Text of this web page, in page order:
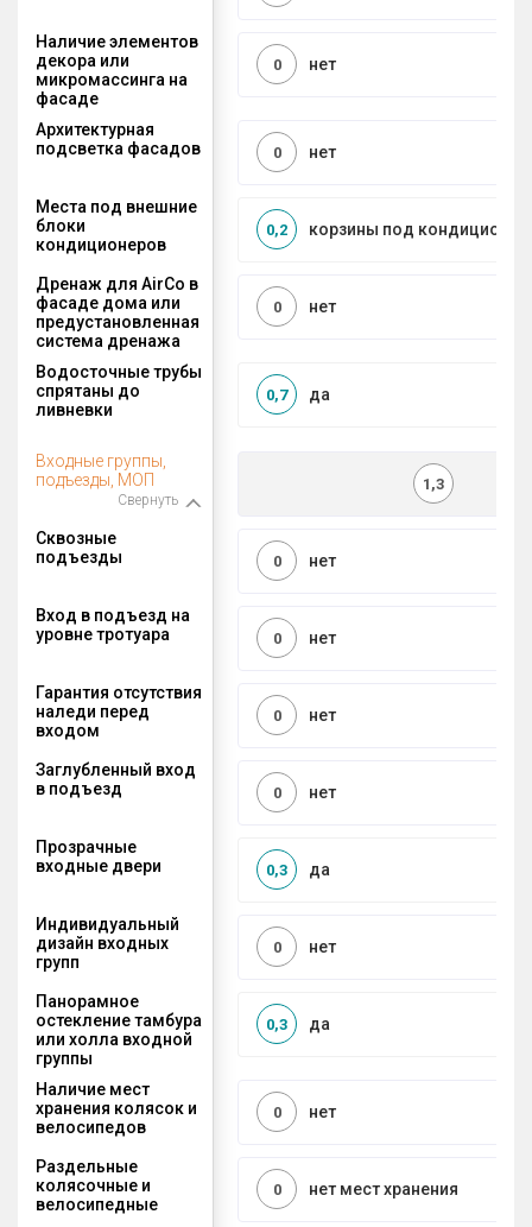
Наличие элементов
декора или
микромассинга на
фасаде
нет
0
Архитектурная
подсветка фасадов
нет
0
Места под внешние
блоки
кондиционеров
корзины под
0,2
Дренаж для AirCo в
фасаде дома или
предустановленная
система дренажа
нет
0
Водосточные трубы
спрятаны до
ливневки
да
0,7
Входные группы,
подъезды, МОП
Свернуть
1,3
Сквозные
подъезды
нет
0
Вход в подъезд на
уровне тротуара
нет
0
Гарантия отсутствия
наледи перед
входом
нет
0
Заглубленный вход
в подъезд
нет
0
Прозрачные
входные двери
да
0,3
Индивидуальный
дизайн входных
групп
нет
0
Панорамное
остекление тамбура
или холла входной
группы
да
0,3
Наличие мест
хранения колясок и
велосипедов
нет
0
Раздельные
колясочные и
велосипедные
нет мест хранения
0